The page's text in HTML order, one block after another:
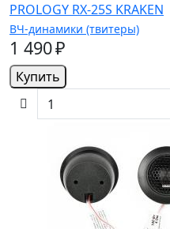
PROLOGY RX-25S KRAKEN
ВЧ-динамики (твитеры)
1 490 ₽
Купить